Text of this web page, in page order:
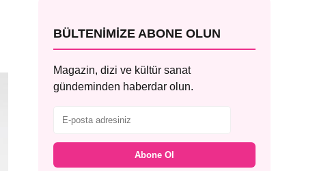
BÜLTENIMIZE ABONE OLUN
Magazin, dizi ve kültür sanat
gündeminden haberdar olun.
Abone Ol